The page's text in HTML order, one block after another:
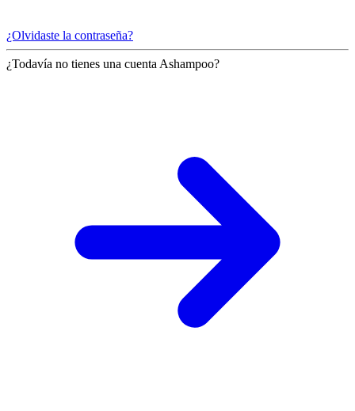
¿Olvidaste la contraseña?
¿Todavía no tienes una cuenta Ashampoo?